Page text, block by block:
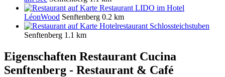
Restaurant LIDO im Hotel
LéonWood Senftenberg 0.2 km
Hotelrestaurant Schlossteichstuben
Senftenberg 1.1 km
Eigenschaften Restaurant Cucina
Senftenberg - Restaurant & Café